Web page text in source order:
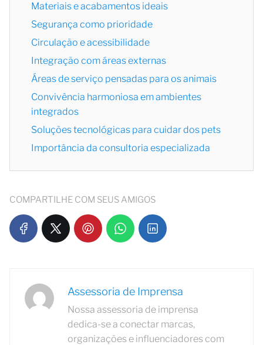
Materiais e acabamentos ideais
Segurança como prioridade
Circulação e acessibilidade
Integração com áreas externas
Áreas de serviço pensadas para os animais
Convivência harmoniosa em ambientes
integrados
Soluções tecnológicas para cuidar dos pets
Importância da consultoria especializada
COMPARTILHE COM SEUS AMIGOS
Assessoria de Imprensa
Nossa assessoria de imprensa
dedica-se a conectar marcas,
organizações e influenciadores com